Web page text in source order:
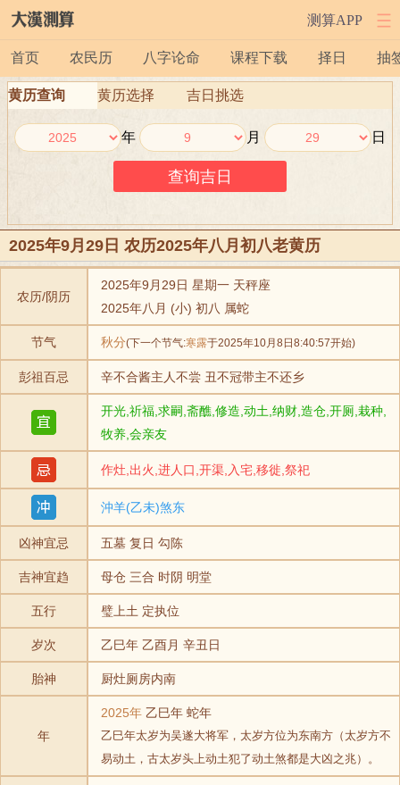
测算APP
首页 农民历 八字论命 课程下载 择日 抽
黄历查询 黄历选择 吉日挑选
年 月 日
2025年9月29日 农历2025年八月初八老黄历
农历/阴历
2025年9月29日 星期一 天秤座
2025年八月 (小) 初八 属蛇
节气 秋分(下一个节气:寒露于2025年10月8日8:40:57开始)
彭祖百忌 辛不合酱主人不尝 丑不冠带主不还乡
开光,祈福,求嗣,斋醮,修造,动土,纳财,造仓,开厕,栽种,
牧养,会亲友
作灶,出火,进人口,开渠,入宅,移徙,祭祀
沖羊(乙未)煞东
凶神宜忌 五墓 复日 勾陈
吉神宜趋 母仓 三合 时阴 明堂
五行 璧上土 定执位
岁次 乙巳年 乙酉月 辛丑日
胎神 厨灶厕房内南
年
2025年 乙巳年 蛇年
乙巳年太岁为吴遂大将军，太岁方位为东南方（太岁方不
易动土，古太岁头上动土犯了动土煞都是大凶之兆）。